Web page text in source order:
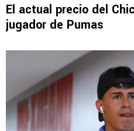
El actual precio del
jugador de Pumas